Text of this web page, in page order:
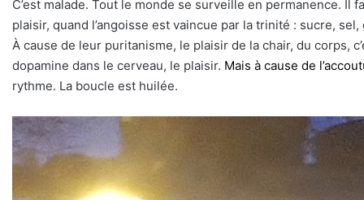
C’est malade. Tout le monde se surveille en permanence.
plaisir, quand l’angoisse est vaincue par la trinité : sucre,
À cause de leur puritanisme, le plaisir de la chair, du corps,
dopamine dans le cerveau, le plaisir. Mais à cause de
rythme. La boucle est huilée.